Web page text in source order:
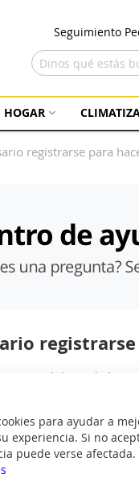
para ayudar a
experiencia. Si no
puede verse
Seguimiento
HOGAR
registrarse para
un pedido también
más que para la